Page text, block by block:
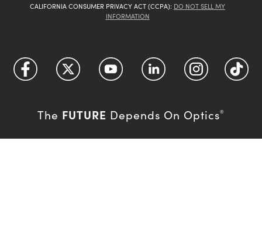
CALIFORNIA CONSUMER PRIVACY ACT (CCPA): DO NOT SELL MY
INFORMATION
The FUTURE Depends On Optics®